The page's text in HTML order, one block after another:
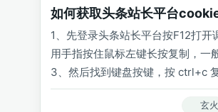
如何获取头条站长平台
1、先登录头条站长平台按F12打开
用手指按住鼠标左键长按复制，一
3、然后找到键盘按键，按 ctrl+c
玄火